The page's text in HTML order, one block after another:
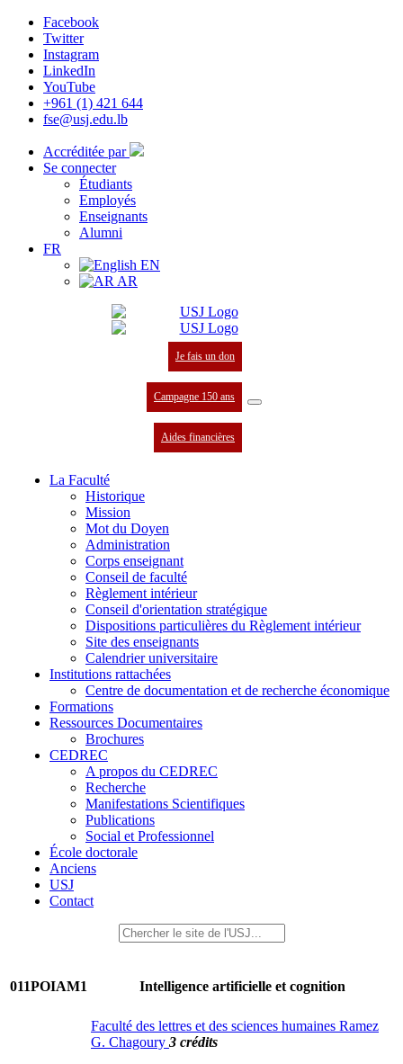
Facebook
Twitter
Instagram
LinkedIn
YouTube
+961 (1) 421 644
fse@usj.edu.lb
Accréditée par
Se connecter
Étudiants
Employés
Enseignants
Alumni
FR
EN
AR
Je fais un don
Campagne 150 ans
Aides financières
La Faculté
Historique
Mission
Mot du Doyen
Administration
Corps enseignant
Conseil de faculté
Règlement intérieur
Conseil d'orientation stratégique
Dispositions particulières du Règlement intérieur
Site des enseignants
Calendrier universitaire
Institutions rattachées
Centre de documentation et de recherche économique
Formations
Ressources Documentaires
Brochures
CEDREC
A propos du CEDREC
Recherche
Manifestations Scientifiques
Publications
Social et Professionnel
École doctorale
Anciens
USJ
Contact
011POIAM1 Intelligence artificielle et cognition
Faculté des lettres et des sciences humaines Ramez
G. Chagoury 3 crédits